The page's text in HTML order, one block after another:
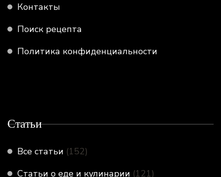
Контакты
Поиск рецепта
Политика конфиденциальности
Статьи
Все статьи (152)
Статьи о еде и кулинарии (121)